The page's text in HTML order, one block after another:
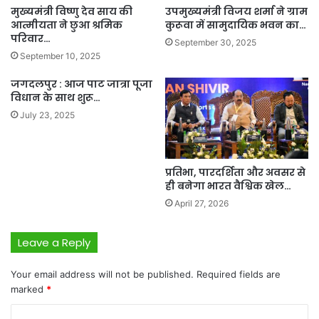
मुख्यमंत्री विष्णु देव साय की
आत्मीयता ने छुआ श्रमिक
परिवार…
September 10, 2025
उपमुख्यमंत्री विजय शर्मा ने ग्राम
कुरूवा में सामुदायिक भवन का…
September 30, 2025
जगदलपुर : आज पाट जात्रा पूजा
विधान के साथ शुरू…
July 23, 2025
प्रतिभा, पारदर्शिता और अवसर से
ही बनेगा भारत वैश्विक खेल…
April 27, 2026
Leave a Reply
Your email address will not be published. Required fields are
marked *